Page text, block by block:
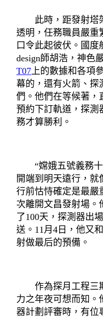
此時，距發射塔
透明，任務職員嚴重
口令此起彼伏。國
design師胡浩，神色
T07上的數據和各項
幕的，還有火箭、探
們。他們在等候著，
預約下訂軌道，探測
務才算勝利。
“嫦娥五號義務十
開端到明天遠行，
行前怙恃確定是最嚴
次離開文昌發射場。
了100天，探測器出
送。11月4日，他又
射做最后的預備。
作為探月工程三期
力之年夜可想而知。
器計劃評審時，有位